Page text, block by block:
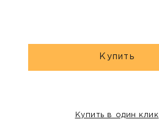
Купить
Купить в один клик